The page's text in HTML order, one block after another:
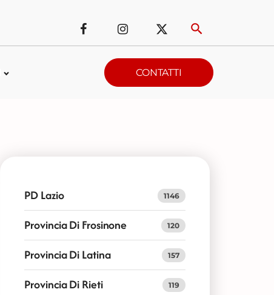
CONTATTI
PD Lazio 1146
Provincia Di Frosinone 120
Provincia Di Latina 157
Provincia Di Rieti 119